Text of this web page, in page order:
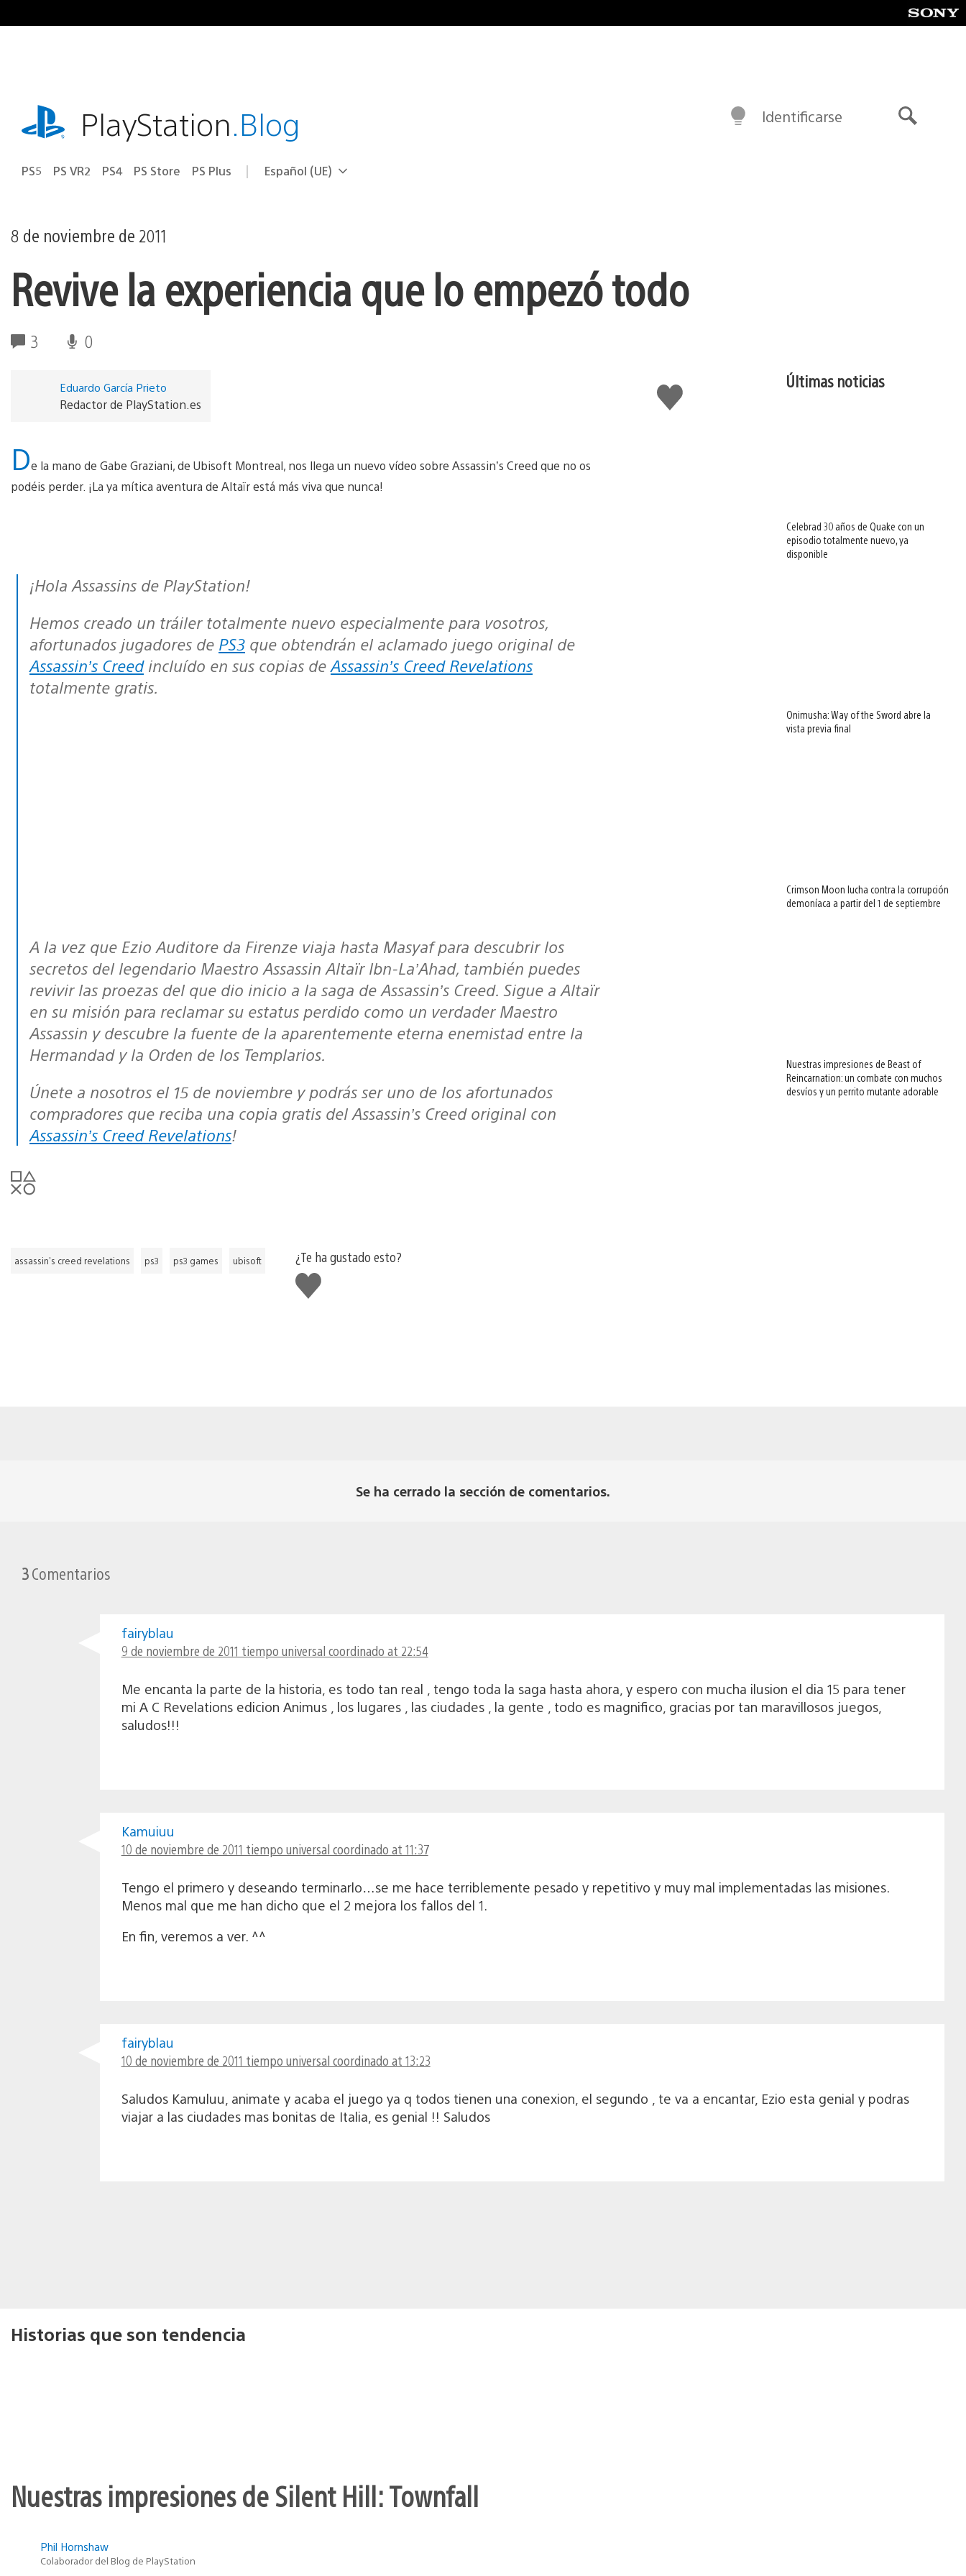
al
playstation.comPlayStation.Blog
PS5 PS VR2 PS4 PS Store PS Plus Selecciona
Región
Español (UE)
Identificarse
8 de noviembre de 2011
Revive la experiencia que lo empezó todo
3 0
Me
gusta
Eduardo García Prieto
Redactor de PlayStation.es
De la mano de Gabe Graziani, de Ubisoft Montreal, nos llega un nuevo vídeo sobre Assassin’s Creed que no os
podéis perder. ¡La ya mítica aventura de Altaïr está más viva que nunca!
¡Hola Assassins de PlayStation!
Hemos creado un tráiler totalmente nuevo especialmente para vosotros,
afortunados jugadores de PS3 que obtendrán el aclamado juego original de
Assassin’s Creedincluído en sus copias de Assassin’s Creed Revelations
totalmente gratis.
A la vez que Ezio Auditore da Firenze viaja hasta Masyaf para descubrir los
secretos del legendario Maestro Assassin Altaïr Ibn-La’Ahad, también puedes
revivir las proezas del que dio inicio a la saga de Assassin’s Creed. Sigue a Altaïr
en su misión para reclamar su estatus perdido como un verdader Maestro
Assassin y descubre la fuente de la aparentemente eterna enemistad entre la
Hermandad y la Orden de los Templarios.
Únete a nosotros el 15 de noviembre y podrás ser uno de los afortunados
compradores que reciba una copia gratis del Assassin’s Creed original con
Assassin’s Creed Revelations!
assassin's creed revelations ps3 ps3 games ubisoft
¿Te ha gustado esto?
Me
gusta
Últimas noticias
Celebrad 30 años de Quake con un
episodio totalmente nuevo, ya
disponible
Onimusha: Way of the Sword abre la
vista previa final
Crimson Moon lucha contra la corrupción
demoníaca a partir del 1 de septiembre
Nuestras impresiones de Beast of
Reincarnation: un combate con muchos
desvíos y un perrito mutante adorable
Se ha cerrado la sección de comentarios.
3Comentarios
fairyblau
9 de noviembre de 2011 tiempo universal coordinado at 22:54
Me encanta la parte de la historia, es todo tan real , tengo toda la saga hasta ahora, y espero con mucha ilusion el dia 15 para tener
mi A C Revelations edicion Animus , los lugares , las ciudades , la gente , todo es magnifico, gracias por tan maravillosos juegos,
saludos!!!
Kamuiuu
10 de noviembre de 2011 tiempo universal coordinado at 11:37
Tengo el primero y deseando terminarlo…se me hace terriblemente pesado y repetitivo y muy mal implementadas las misiones.
Menos mal que me han dicho que el 2 mejora los fallos del 1.
En fin, veremos a ver. ^^
fairyblau
10 de noviembre de 2011 tiempo universal coordinado at 13:23
Saludos Kamuluu, animate y acaba el juego ya q todos tienen una conexion, el segundo , te va a encantar, Ezio esta genial y podras
viajar a las ciudades mas bonitas de Italia, es genial !! Saludos
Historias que son tendencia
Nuestras impresiones de Silent Hill: Townfall
Phil Hornshaw
Colaborador del Blog de PlayStation